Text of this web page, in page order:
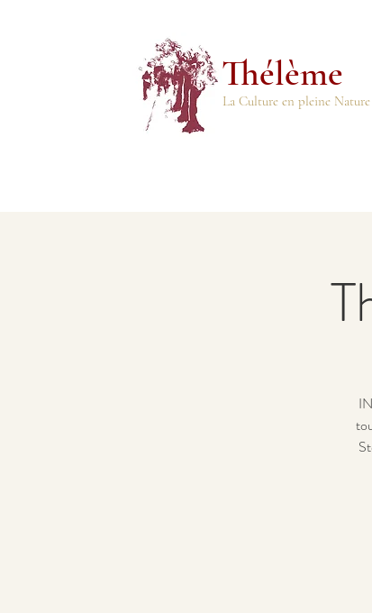
Thélème
La Culture en pleine Nature